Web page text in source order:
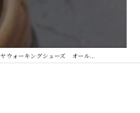
ォーキングシューズ オール...